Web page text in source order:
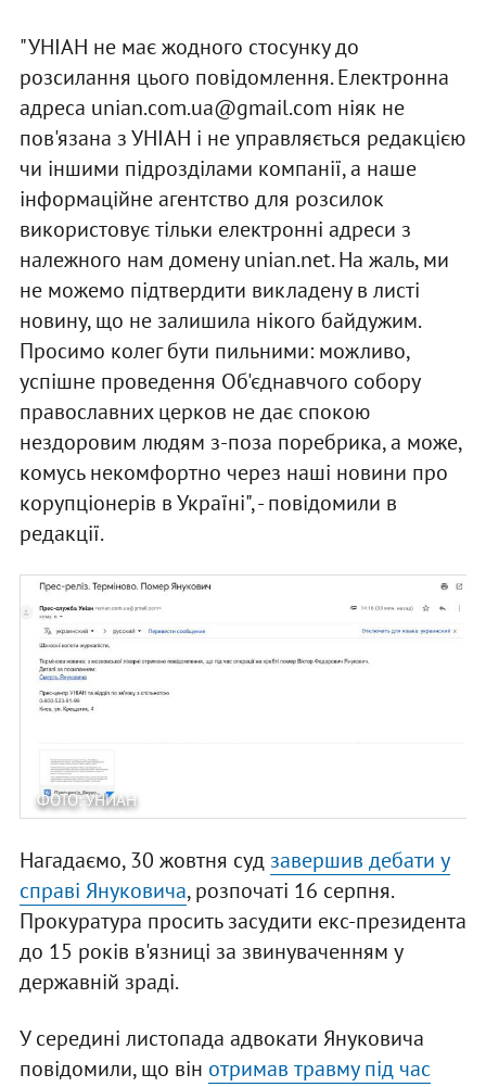
"УНІАН не має жодного стосунку до
розсилання цього повідомлення. Електронна
адреса unian.com.ua@gmail.com ніяк не
пов'язана з УНІАН і не управляється редакцією
чи іншими підрозділами компанії, а наше
інформаційне агентство для розсилок
використовує тільки електронні адреси з
належного нам домену unian.net. На жаль, ми
не можемо підтвердити викладену в листі
новину, що не залишила нікого байдужим.
Просимо колег бути пильними: можливо,
успішне проведення Об'єднавчого собору
православних церков не дає спокою
нездоровим людям з-поза поребрика, а може,
комусь некомфортно через наші новини про
корупціонерів в Україні", - повідомили в
редакції.
ФОТО: УНИАН
Нагадаємо, 30 жовтня суд завершив дебати у
справі Януковича, розпочаті 16 серпня.
Прокуратура просить засудити екс-президента
до 15 років в'язниці за звинуваченням у
державній зраді.
У середині листопада адвокати Януковича
повідомили, що він отримав травму під час